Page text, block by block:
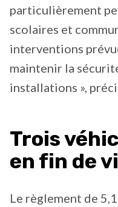
particulièrement
scolaires et
interventions
maintenir la
installations »,
Trois
en fin de
Le règlement de